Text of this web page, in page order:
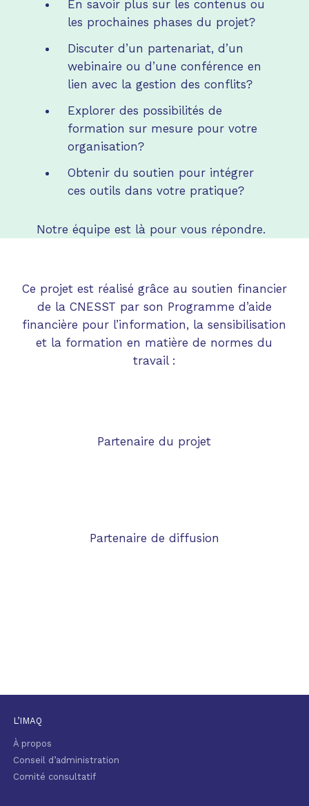
En savoir plus sur les contenus ou
les prochaines phases du projet?
Discuter d’un partenariat, d’un
webinaire ou d’une conférence en
lien avec la gestion des conflits?
Explorer des possibilités de
formation sur mesure pour votre
organisation?
Obtenir du soutien pour intégrer
ces outils dans votre pratique?
Notre équipe est là pour vous répondre.
Ce projet est réalisé grâce au soutien financier
de la CNESST par son Programme d’aide
financière pour l’information, la sensibilisation
et la formation en matière de normes du
travail :
Partenaire du projet
Partenaire de diffusion
L’IMAQ
À propos
Conseil d’administration
Comité consultatif